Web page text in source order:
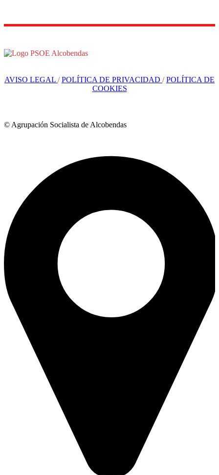
AVISO LEGAL /POLÍTICA DE PRIVACIDAD /POLÍTICA DE
COOKIES
© Agrupación Socialista de Alcobendas